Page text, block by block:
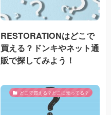
RESTORATIONはどこで
買える？ドンキやネット通
販で探してみよう！
どこで買える？どこに売ってる？